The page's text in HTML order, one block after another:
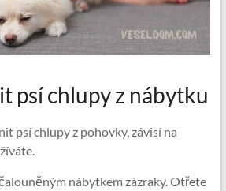
psí chlupy z nábytku
psí chlupy z pohovky, závisí na
nábytkem zázraky. Otřete